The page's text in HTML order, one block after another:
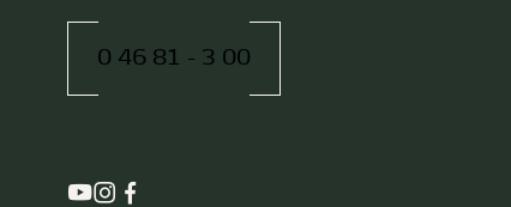
0 46 81 - 3 00